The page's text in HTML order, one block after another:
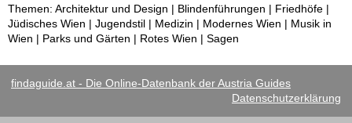
Themen: Architektur und Design | Blindenführungen | Friedhöfe |
Jüdisches Wien | Jugendstil | Medizin | Modernes Wien | Musik in
Wien | Parks und Gärten | Rotes Wien | Sagen
findaguide.at - Die Online-Datenbank der Austria Guides
Datenschutzerklärung